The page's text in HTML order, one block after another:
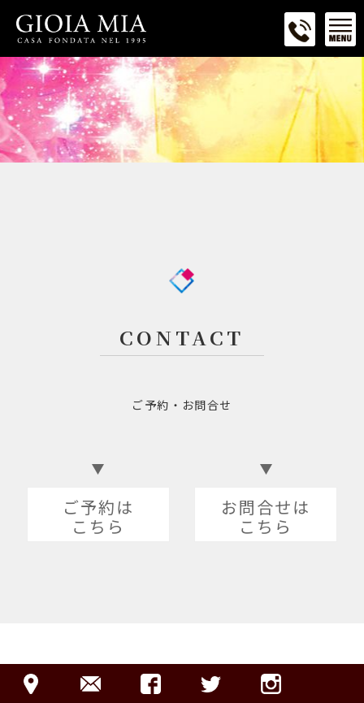
CONTACT
ご予約・お問合せ
ご予約は
こちら
お問合せは
こちら